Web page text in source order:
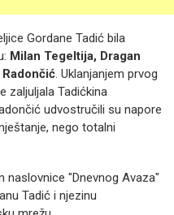
Gordane Tadić bila
Milan Tegeltija, Dragan
. Uklanjanjem prvog
zaljuljala Tadićkina
udvostručili su napore
nego totalni
naslovnice "Dnevnog Avaza"
Tadić i njezinu